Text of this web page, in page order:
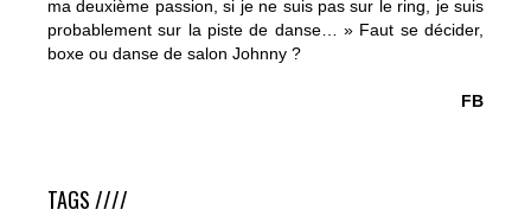
ma deuxième passion, si je ne suis pas sur le ring, je suis
probablement sur la piste de danse… » Faut se décider,
boxe ou danse de salon Johnny ?
FB
TAGS ////